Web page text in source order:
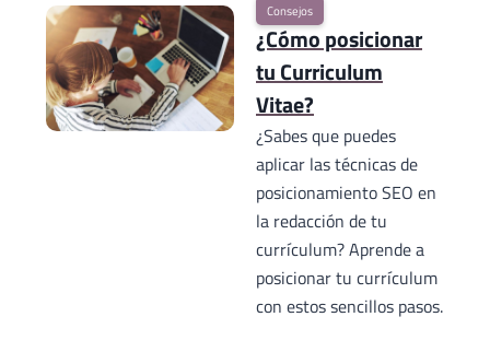
Consejos
¿Cómo posicionar
tu Curriculum
Vitae?
¿Sabes que puedes
aplicar las técnicas de
posicionamiento SEO en
la redacción de tu
currículum? Aprende a
posicionar tu currículum
con estos sencillos pasos.